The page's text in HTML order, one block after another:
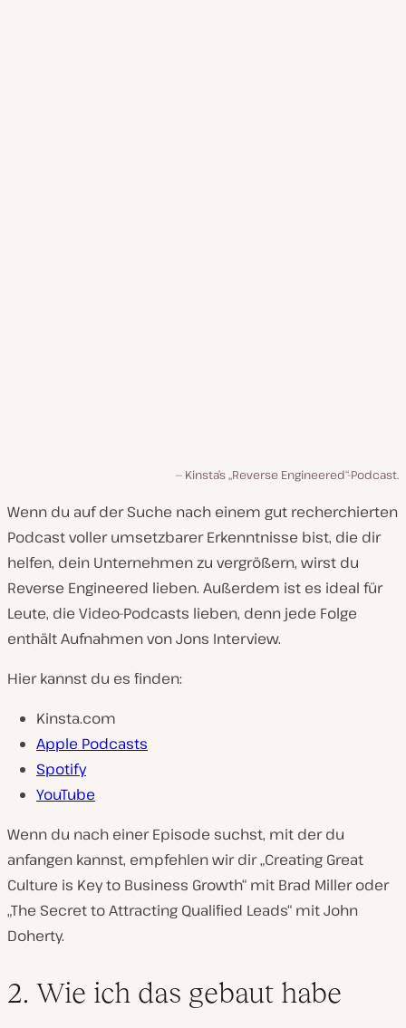
Kinsta’s „Reverse Engineered“-Podcast.
Wenn du auf der Suche nach einem gut recherchierten
Podcast voller umsetzbarer Erkenntnisse bist, die dir
helfen, dein Unternehmen zu vergrößern, wirst du
Reverse Engineered lieben. Außerdem ist es ideal für
Leute, die Video-Podcasts lieben, denn jede Folge
enthält Aufnahmen von Jons Interview.
Hier kannst du es finden:
Kinsta.com
Apple Podcasts
Spotify
YouTube
Wenn du nach einer Episode suchst, mit der du
anfangen kannst, empfehlen wir dir „Creating Great
Culture is Key to Business Growth“ mit Brad Miller oder
„The Secret to Attracting Qualified Leads“ mit John
Doherty.
2. Wie ich das gebaut habe